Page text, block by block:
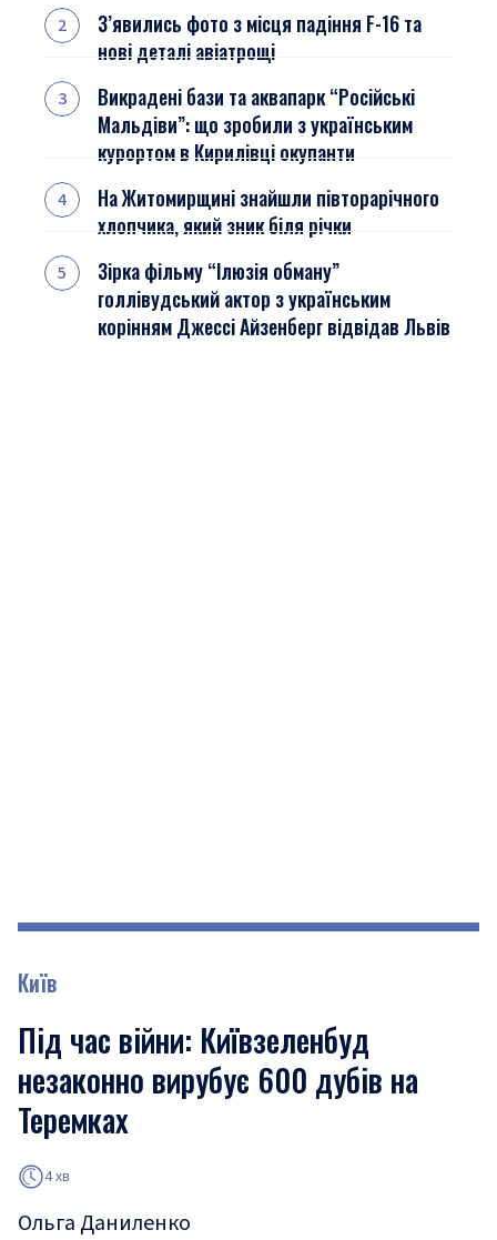
З’явились фото з місця падіння F-16 та
нові деталі авіатрощі
Викрадені бази та аквапарк “Російські
Мальдіви”: що зробили з українським
курортом в Кирилівці окупанти
На Житомирщині знайшли півторарічного
хлопчика, який зник біля річки
Зірка фільму “Ілюзія обману”
голлівудський актор з українським
корінням Джессі Айзенберг відвідав Львів
Київ
Під час війни: Київзеленбуд
незаконно вирубує 600 дубів на
Теремках
4 хв
Ольга Даниленко